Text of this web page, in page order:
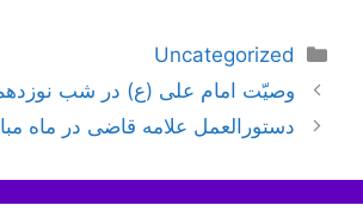
دسته‌ها
Uncategorized
ناوبری
نوشته‌ها
وصیّت امام علی (ع) در شب
دستورالعمل علامه قاضی در ماه